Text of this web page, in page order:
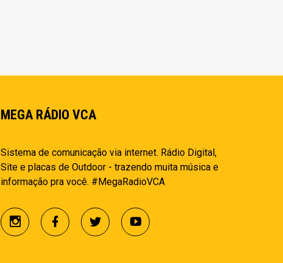
MEGA RÁDIO VCA
Sistema de comunicação via internet. Rádio Digital,
Site e placas de Outdoor - trazendo muita música e
informação pra você. #MegaRadioVCA